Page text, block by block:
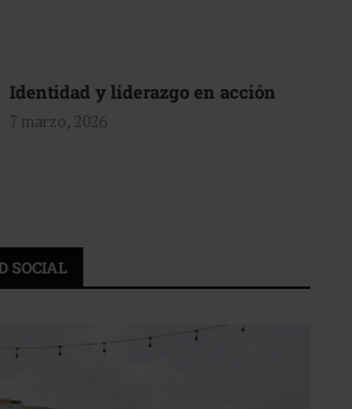
Identidad y liderazgo en acción
7 marzo, 2026
SOCIAL